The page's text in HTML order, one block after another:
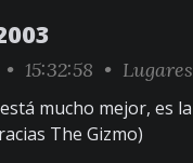
• 15:32:58 • Lugares
mucho mejor, es la
The Gizmo)